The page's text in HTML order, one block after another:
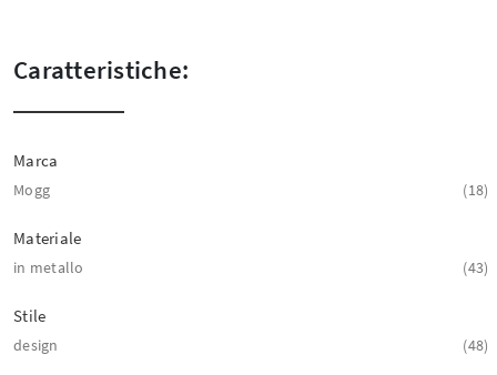
Caratteristiche:
Marca
Mogg 18
Materiale
in metallo 43
Stile
design 48